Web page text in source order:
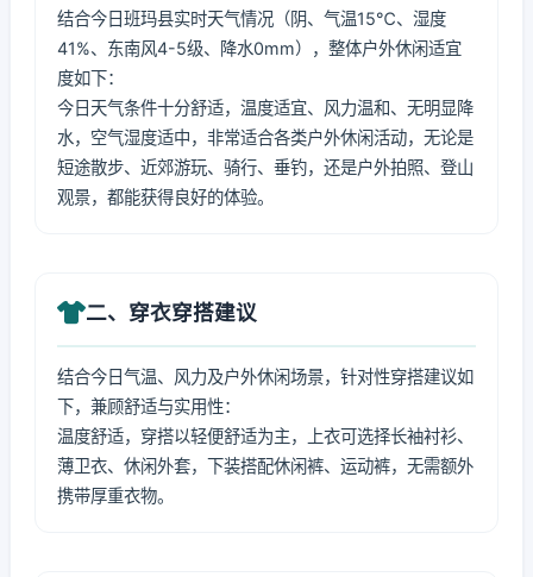
结合今日班玛县实时天气情况（阴、气温15℃、湿度
41%、东南风4-5级、降水0mm），整体户外休闲适宜
度如下：
今日天气条件十分舒适，温度适宜、风力温和、无明显降
水，空气湿度适中，非常适合各类户外休闲活动，无论是
短途散步、近郊游玩、骑行、垂钓，还是户外拍照、登山
观景，都能获得良好的体验。
二、穿衣穿搭建议
结合今日气温、风力及户外休闲场景，针对性穿搭建议如
下，兼顾舒适与实用性：
温度舒适，穿搭以轻便舒适为主，上衣可选择长袖衬衫、
薄卫衣、休闲外套，下装搭配休闲裤、运动裤，无需额外
携带厚重衣物。